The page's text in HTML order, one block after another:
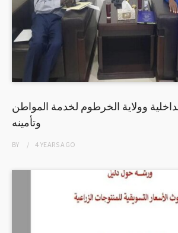
وولاية الخرطوم لخدمة المواطن
وتأمينه
BY 4 YEARSAGO